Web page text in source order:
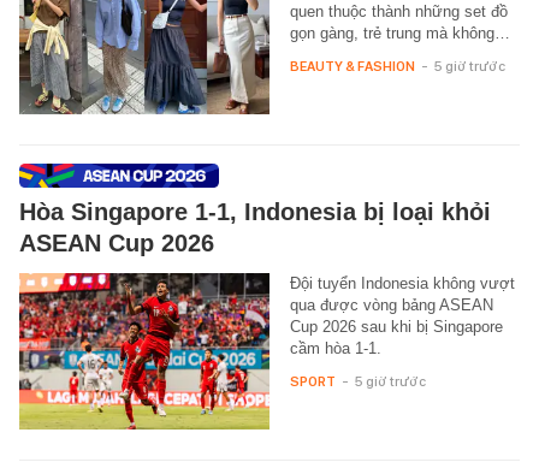
quen thuộc thành những set đồ
gọn gàng, trẻ trung mà không…
BEAUTY & FASHION - 5 giờ trước
Hòa Singapore 1-1, Indonesia bị loại khỏi
ASEAN Cup 2026
Đội tuyển Indonesia không vượt
qua được vòng bảng ASEAN
Cup 2026 sau khi bị Singapore
cầm hòa 1-1.
SPORT - 5 giờ trước